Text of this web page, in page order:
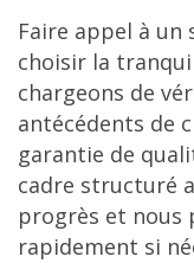
Faire appel à un
choisir la
chargeons de
antécédents de
garantie de
cadre structuré
progrès et
rapidement si